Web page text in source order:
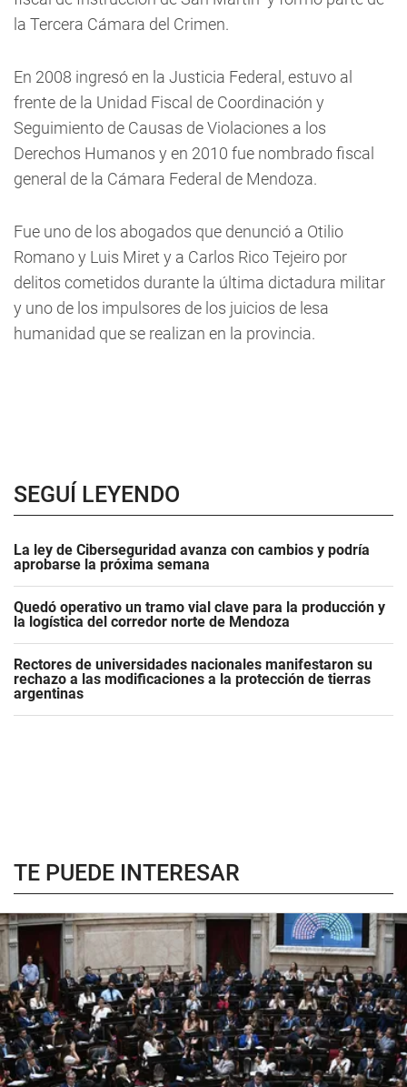
la Tercera Cámara del Crimen.
En 2008 ingresó en la Justicia Federal, estuvo al
frente de la Unidad Fiscal de Coordinación y
Seguimiento de Causas de Violaciones a los
Derechos Humanos y en 2010 fue nombrado fiscal
general de la Cámara Federal de Mendoza.
Fue uno de los abogados que denunció a Otilio
Romano y Luis Miret y a Carlos Rico Tejeiro por
delitos cometidos durante la última dictadura militar
y uno de los impulsores de los juicios de lesa
humanidad que se realizan en la provincia.
SEGUÍ LEYENDO
La ley de Ciberseguridad avanza con cambios y podría
aprobarse la próxima semana
Quedó operativo un tramo vial clave para la producción y
la logística del corredor norte de Mendoza
Rectores de universidades nacionales manifestaron su
rechazo a las modificaciones a la protección de tierras
argentinas
TE PUEDE INTERESAR